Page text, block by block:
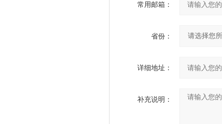
常用邮箱：
省份：
详细地址：
补充说明：